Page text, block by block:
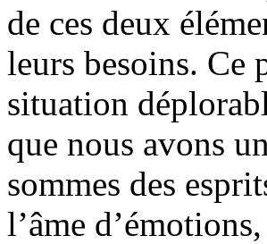
de ces deux
leurs besoins. Ce
situation
que nous avons
sommes des
l’âme